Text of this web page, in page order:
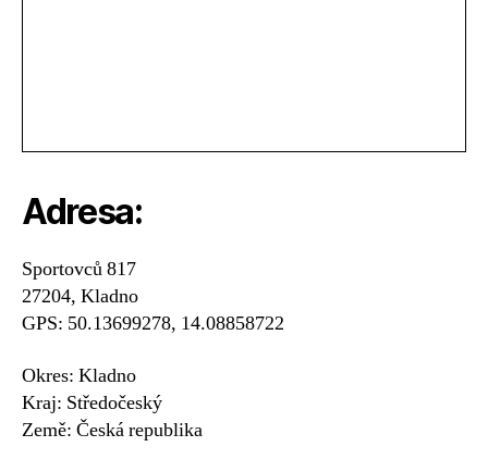
Adresa:
Sportovců 817
27204, Kladno
GPS: 50.13699278, 14.08858722
Okres: Kladno
Kraj: Středočeský
Země: Česká republika